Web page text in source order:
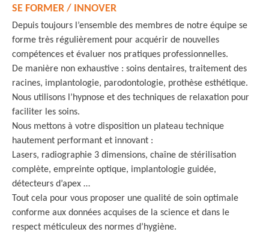
SE FORMER / INNOVER
Depuis toujours l’ensemble des membres de notre équipe se
forme très régulièrement pour acquérir de nouvelles
compétences et évaluer nos pratiques professionnelles.
De manière non exhaustive : soins dentaires, traitement des
racines, implantologie, parodontologie, prothèse esthétique.
Nous utilisons l’hypnose et des techniques de relaxation pour
faciliter les soins.
Nous mettons à votre disposition un plateau technique
hautement performant et innovant :
Lasers, radiographie 3 dimensions, chaîne de stérilisation
complète, empreinte optique, implantologie guidée,
détecteurs d’apex …
Tout cela pour vous proposer une qualité de soin optimale
conforme aux données acquises de la science et dans le
respect méticuleux des normes d’hygiène.